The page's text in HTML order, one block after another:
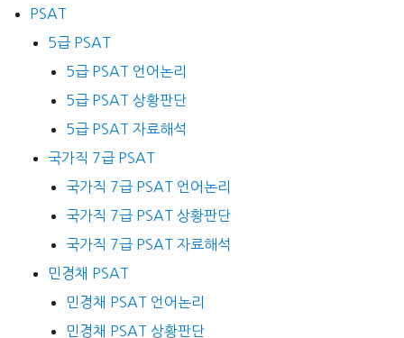
PSAT
5급 PSAT
5급 PSAT 언어논리
5급 PSAT 상황판단
5급 PSAT 자료해석
국가직 7급 PSAT
국가직 7급 PSAT 언어논리
국가직 7급 PSAT 상황판단
국가직 7급 PSAT 자료해석
민경채 PSAT
민경채 PSAT 언어논리
민경채 PSAT 상황판단